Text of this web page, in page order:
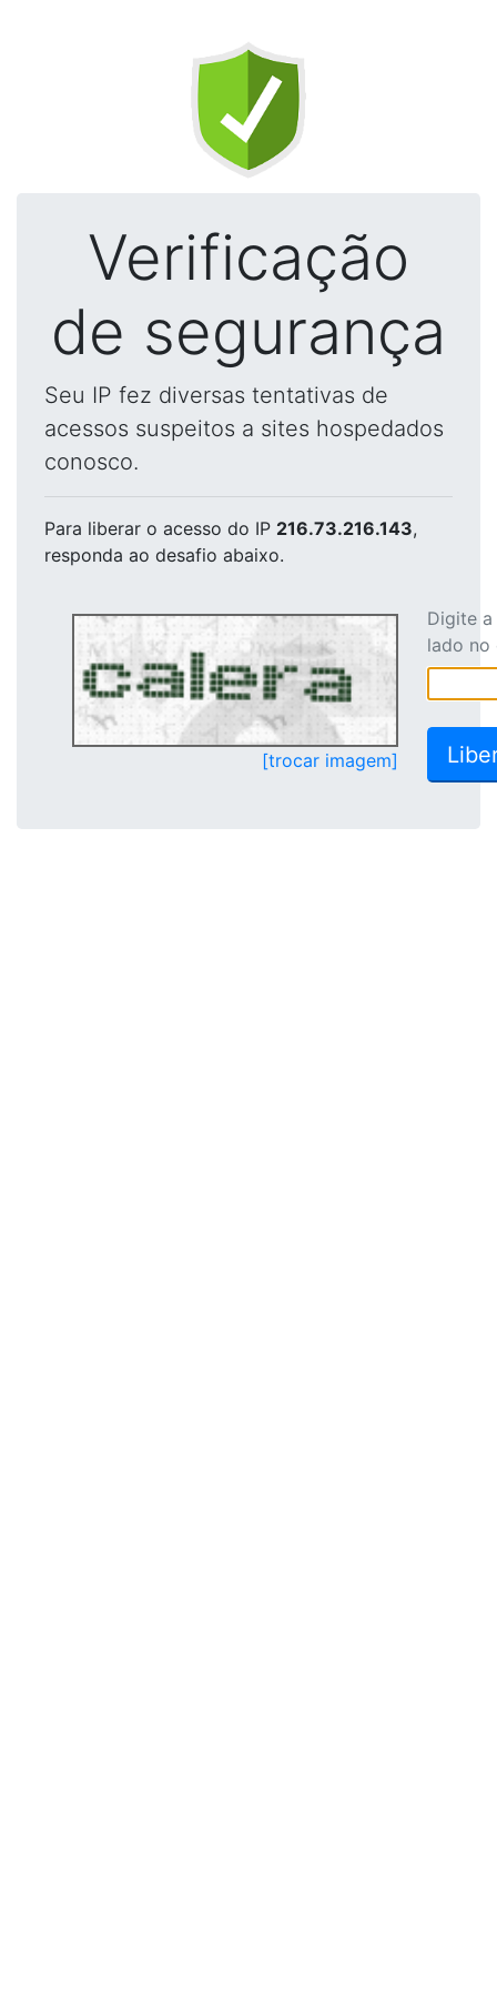
Verificação
de segurança
Seu IP fez diversas tentativas de
acessos suspeitos a sites hospedados
conosco.
Para liberar o acesso do IP 216.73.216.143,
responda ao desafio abaixo.
[trocar imagem]
Digite
lado no